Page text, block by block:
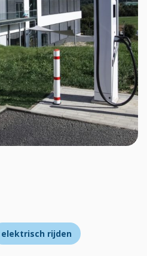
elektrisch rijden